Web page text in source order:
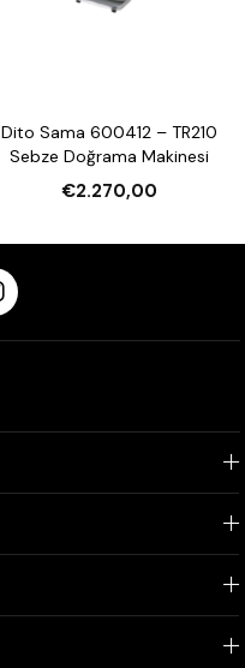
Dito Sama 600412 – TR210
Sebze Doğrama Makinesi
€2.270,00